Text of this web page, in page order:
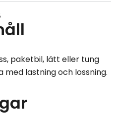
paketbil, lätt eller tung
lastning och lossning.